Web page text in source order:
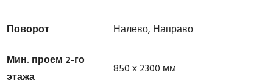
Поворот
Налево, Направо
Мин. проем 2-го
850 х 2300 мм